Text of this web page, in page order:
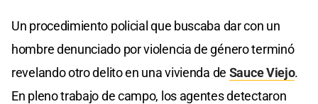
Un procedimiento policial que buscaba dar con un
hombre denunciado por violencia de género terminó
revelando otro delito en una vivienda de Sauce Viejo.
En pleno trabajo de campo, los agentes detectaron